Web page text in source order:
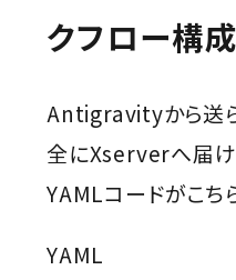
クフロー構成
Antigravityから送
全にXserverへ届け
YAMLコードがこち
YAML